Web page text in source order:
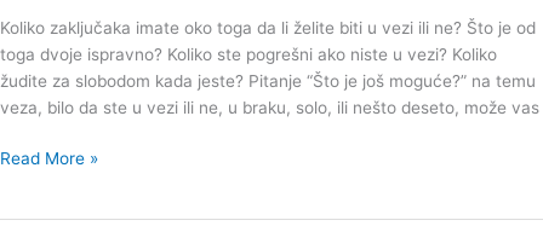
Koliko zaključaka imate oko toga da li želite biti u vezi ili ne? Što je od
toga dvoje ispravno? Koliko ste pogrešni ako niste u vezi? Koliko
žudite za slobodom kada jeste? Pitanje “Što je još moguće?” na temu
veza, bilo da ste u vezi ili ne, u braku, solo, ili nešto deseto, može vas
Read More »